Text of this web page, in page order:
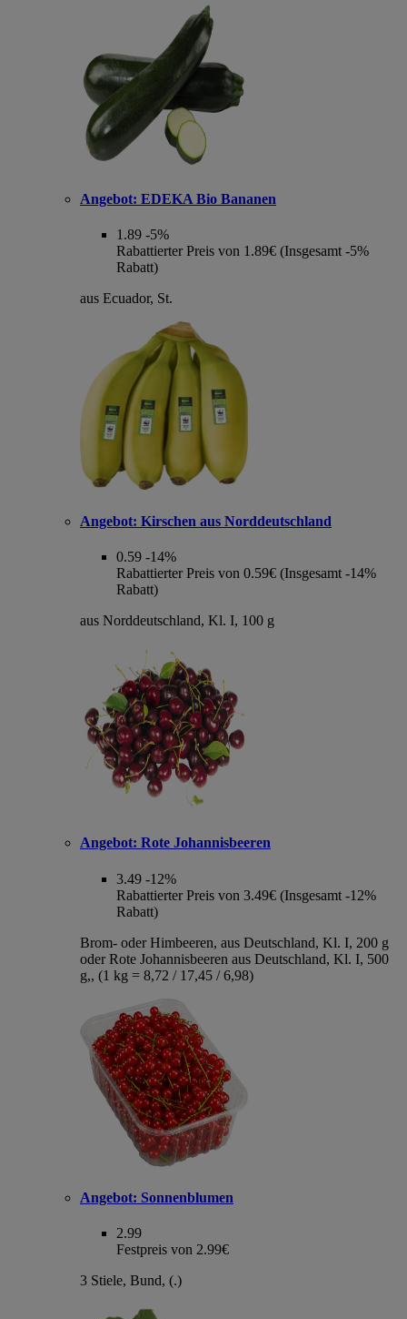
Angebot: EDEKA Bio Bananen
1.89 -5%
Rabattierter Preis von 1.89€ (Insgesamt -5%
Rabatt)
aus Ecuador, St.
Angebot: Kirschen aus Norddeutschland
0.59 -14%
Rabattierter Preis von 0.59€ (Insgesamt -14%
Rabatt)
aus Norddeutschland, Kl. I, 100 g
Angebot: Rote Johannisbeeren
3.49 -12%
Rabattierter Preis von 3.49€ (Insgesamt -12%
Rabatt)
Brom- oder Himbeeren, aus Deutschland, Kl. I, 200 g
oder Rote Johannisbeeren aus Deutschland, Kl. I, 500
g,, (1 kg = 8,72 / 17,45 / 6,98)
Angebot: Sonnenblumen
2.99
Festpreis von 2.99€
3 Stiele, Bund, (.)